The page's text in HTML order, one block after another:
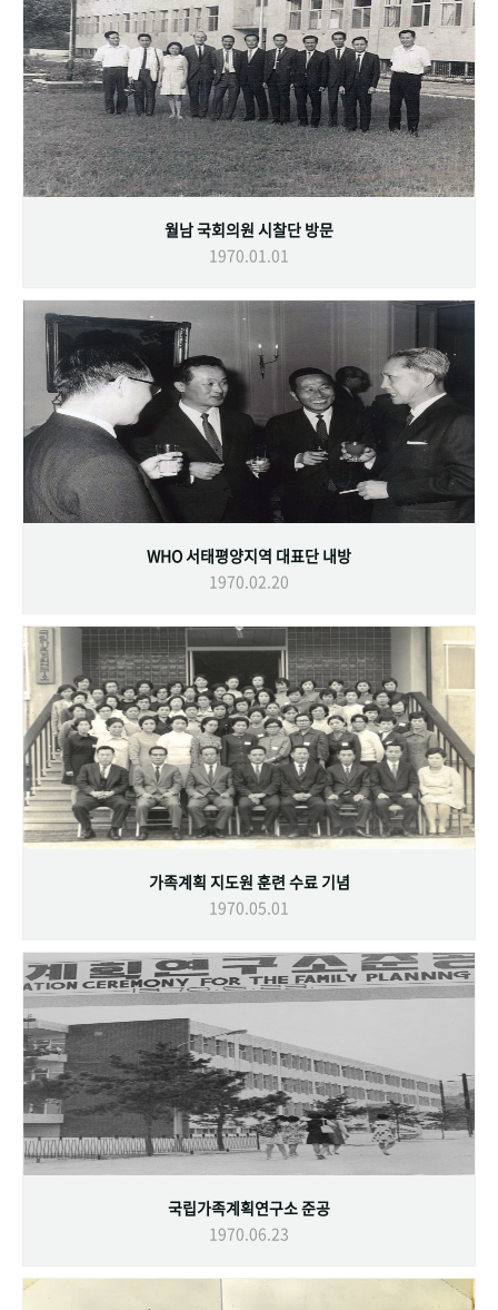
월남 국회의원 시찰단 방문
1970.01.01
WHO 서태평양지역 대표단 내방
1970.02.20
가족계획 지도원 훈련 수료 기념
1970.05.01
국립가족계획연구소 준공
1970.06.23